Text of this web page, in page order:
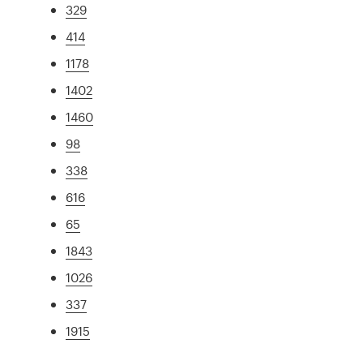
329
414
1178
1402
1460
98
338
616
65
1843
1026
337
1915